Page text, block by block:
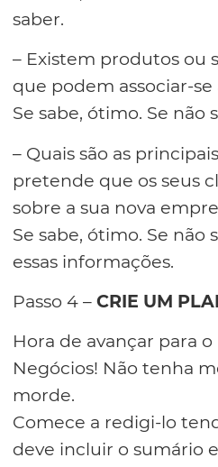
saber.
– Existem produtos ou
que podem associar-se
Se sabe, ótimo. Se não
– Quais são as
pretende que os seus
sobre a sua nova
Se sabe, ótimo. Se não
essas informações.
Passo 4 – CRIE UM
Hora de avançar para
Negócios! Não tenha
morde.
Comece a redigi-lo
deve incluir o sumário